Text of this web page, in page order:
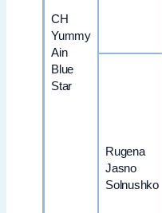
CH
Yummy
Ain
Blue
Star
Rugena
Jasno
Solnushko